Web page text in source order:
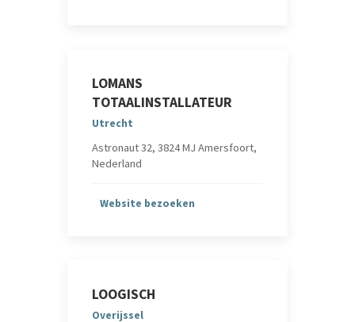
LOMANS
TOTAALINSTALLATEUR
Utrecht
Astronaut 32, 3824 MJ Amersfoort,
Nederland
Website bezoeken
LOOGISCH
Overijssel